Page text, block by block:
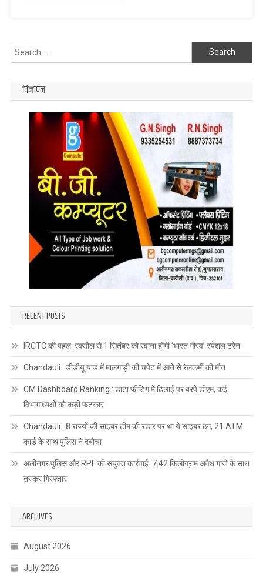
बना
विषय
Search
for:
विज्ञापन
RECENT POSTS
IRCTC की पहल: रक्सौल से 1 सितंबर को रवाना होगी ‘भारत गौरव’ स्पेशल ट्रेन
Chandauli : डीडीयू यार्ड में मालगाड़ी की चपेट में आने से रेलकर्मी की मौत
CM Dashboard Ranking : डाटा फीडिंग में ढिलाई पर बरपे डीएम, कई
विभागाध्यक्षों को कड़ी फटकार
Chandauli : 8 राज्यों की साइबर टीम की रडार पर था ये साइबर ठग, 21 ATM
कार्ड के साथ पुलिस ने दबोचा
अलीनगर पुलिस और RPF की संयुक्त कार्रवाई: 7.42 किलोग्राम अवैध गांजे के साथ
तस्कर गिरफ्तार
ARCHIVES
August 2026
July 2026